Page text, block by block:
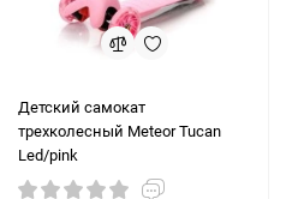
Детский самокат
трехколесный Meteor Tucan
Led/pink